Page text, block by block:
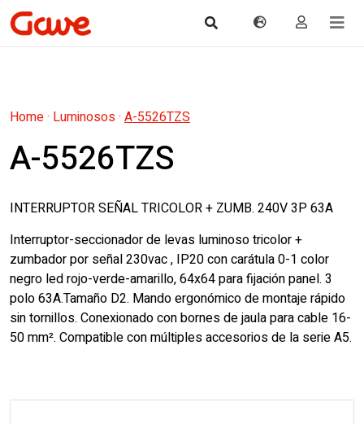
Home· Luminosos· A-5526TZS
A-5526TZS
INTERRUPTOR SEÑAL TRICOLOR + ZUMB. 240V 3P 63A
Interruptor-seccionador de levas luminoso tricolor +
zumbador por señal 230vac , IP20 con carátula 0-1 color
negro led rojo-verde-amarillo, 64x64 para fijación panel. 3
polo 63A.Tamaño D2. Mando ergonómico de montaje rápido
sin tornillos. Conexionado con bornes de jaula para cable 16-
50 mm². Compatible con múltiples accesorios de la serie A5.